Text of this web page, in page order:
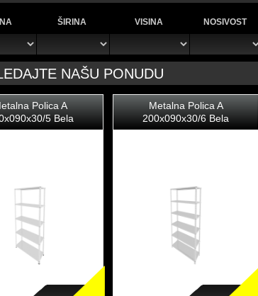
ŠIRINA VISINA NOSIVOST
NAŠU PONUDU
Polica A
5 Bela
Metalna Polica A
200x090x30/6 Bela